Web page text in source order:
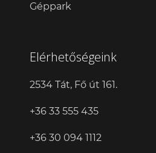
Géppark
Elérhetőségeink
2534 Tát, Fő út 161.
+36 33 555 435
+36 30 094 1112